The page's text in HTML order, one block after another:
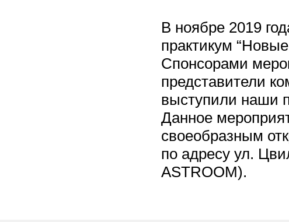
В ноябре 2019
практикум
Спонсорами
представители
выступили наши
Данное
своеобразным
по адресу ул.
ASTROOM).